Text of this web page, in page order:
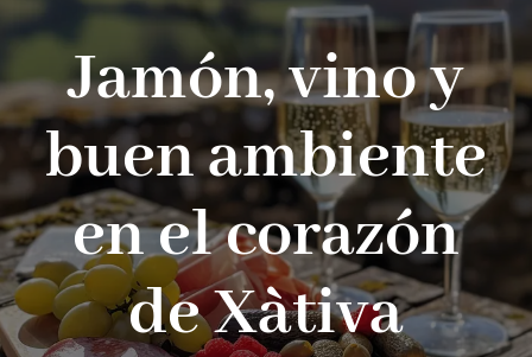
NOSOTROS
LA EXPERIENCIA
CARTA
GALERÍA
BLOG
Jamón, vino y
buen ambiente
en el corazón
de Xàtiva